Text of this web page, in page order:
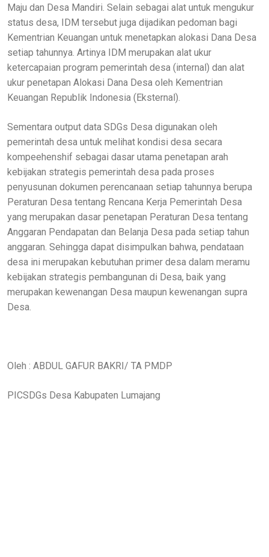
Maju dan Desa Mandiri. Selain sebagai alat untuk mengukur
status desa, IDM tersebut juga dijadikan pedoman bagi
Kementrian Keuangan untuk menetapkan alokasi Dana Desa
setiap tahunnya. Artinya IDM merupakan alat ukur
ketercapaian program pemerintah desa (internal) dan alat
ukur penetapan Alokasi Dana Desa oleh Kementrian
Keuangan Republik Indonesia (Eksternal).
Sementara output data SDGs Desa digunakan oleh
pemerintah desa untuk melihat kondisi desa secara
kompeehenshif sebagai dasar utama penetapan arah
kebijakan strategis pemerintah desa pada proses
penyusunan dokumen perencanaan setiap tahunnya berupa
Peraturan Desa tentang Rencana Kerja Pemerintah Desa
yang merupakan dasar penetapan Peraturan Desa tentang
Anggaran Pendapatan dan Belanja Desa pada setiap tahun
anggaran. Sehingga dapat disimpulkan bahwa, pendataan
desa ini merupakan kebutuhan primer desa dalam meramu
kebijakan strategis pembangunan di Desa, baik yang
merupakan kewenangan Desa maupun kewenangan supra
Desa.
Oleh : ABDUL GAFUR BAKRI/ TA PMDP
PICSDGs Desa Kabupaten Lumajang